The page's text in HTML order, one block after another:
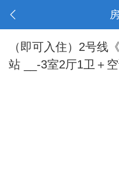
（即可入住）2号线
站 __-3室2厅1卫＋